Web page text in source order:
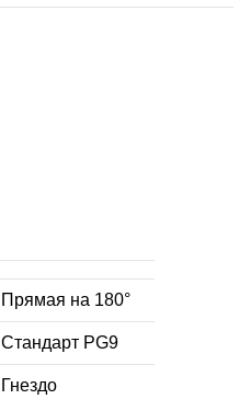
Прямая на 180°
Стандарт PG9
Гнездо